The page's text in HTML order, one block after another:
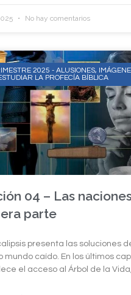
No hay comentarios
2025 - ALUSIONES,
LA PROFECÍA BÍBLICA
04 – Las
parte
presenta las soluciones
mundo caído. En los últimos
el acceso al Árbol de la